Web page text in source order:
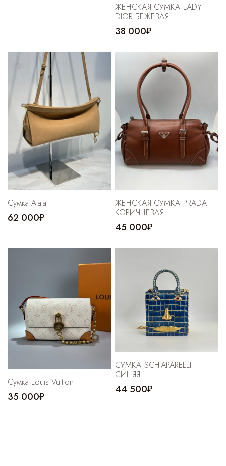
ЖЕНСКАЯ СУМКА LADY
DIOR БЕЖЕВАЯ
38 000₽
Сумка Alaia
62 000₽
ЖЕНСКАЯ СУМКА PRADA
КОРИЧНЕВАЯ
45 000₽
Сумка Louis Vuitton
35 000₽
СУМКА SCHIAPARELLI
СИНЯЯ
44 500₽